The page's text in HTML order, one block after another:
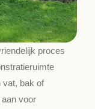
proces
vat, bak of
voor